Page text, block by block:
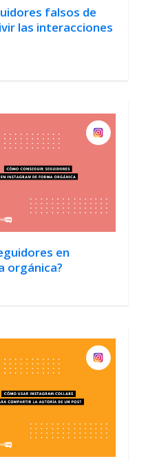
falsos de
las interacciones
en
orgánica?